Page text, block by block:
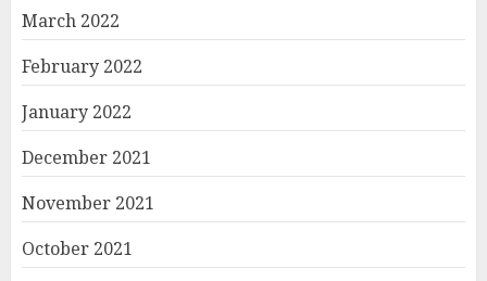
March 2022
February 2022
January 2022
December 2021
November 2021
October 2021